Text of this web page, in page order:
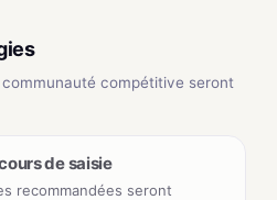
compétitive seront
de saisie
recommandées seront